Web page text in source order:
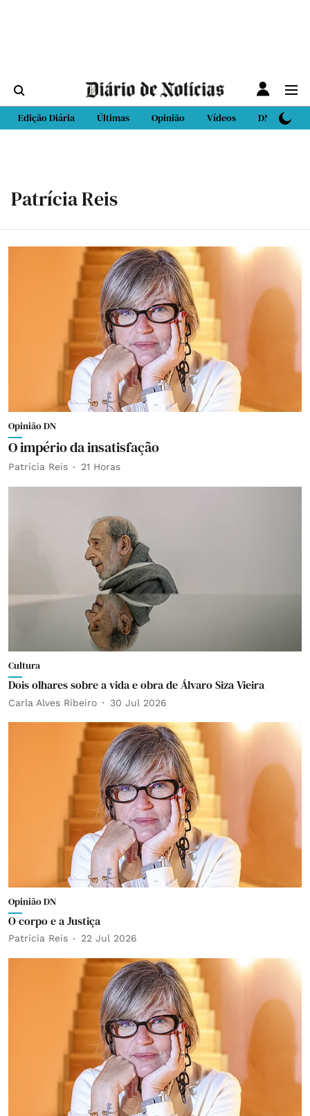
Edição Diária Últimas Opinião Vídeos DN Sport
Patrícia Reis
Opinião DN
O império da insatisfação
Patrícia Reis 21 Horas
Cultura
Dois olhares sobre a vida e obra de Álvaro Siza Vieira
Carla Alves Ribeiro 30 Jul 2026
Opinião DN
O corpo e a Justiça
Patrícia Reis 22 Jul 2026